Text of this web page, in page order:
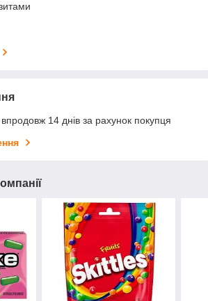
14 днів за рахунок покупця